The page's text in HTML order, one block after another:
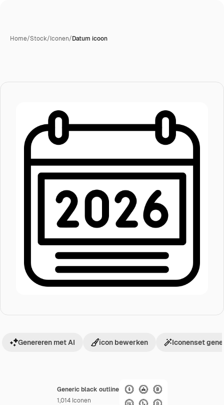
Home/Stock/Iconen/Datum icoon
Generic black outline
1,014 Iconen
Genereren met AI icon bewerken Iconenset